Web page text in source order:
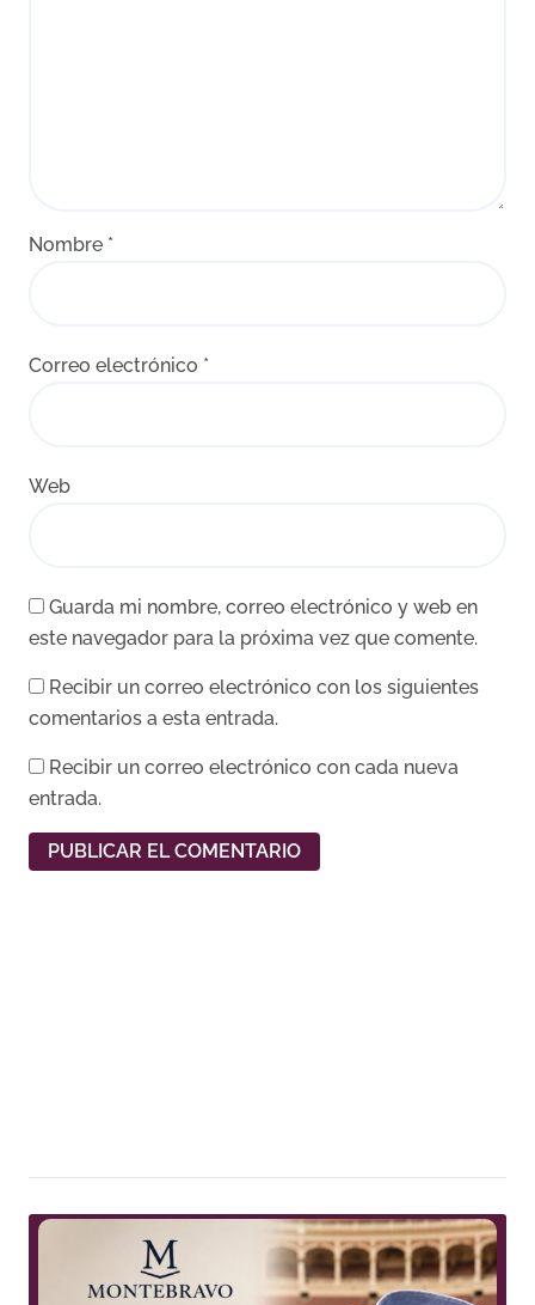
Nombre *
Correo electrónico *
Web
Guarda mi nombre, correo electrónico y web en
este navegador para la próxima vez que comente.
Recibir un correo electrónico con los siguientes
comentarios a esta entrada.
Recibir un correo electrónico con cada nueva
entrada.